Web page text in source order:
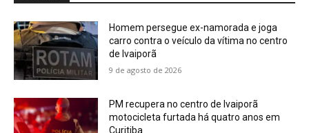
Homem persegue ex-namorada e joga
carro contra o veículo da vítima no centro
de Ivaiporã
9 de agosto de 2026
PM recupera no centro de Ivaiporã
motocicleta furtada há quatro anos em
Curitiba